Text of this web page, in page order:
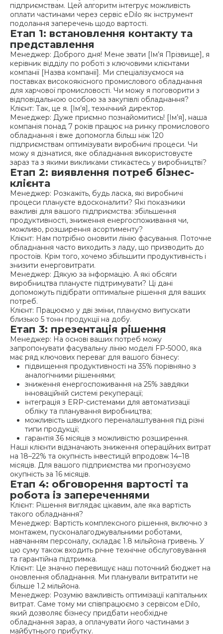
підприємствам. Цей алгоритм інтегрує можливість
оплати частинами через сервіс eDilo як інструмент
подолання заперечень щодо вартості.
Етап 1: встановлення контакту та
представлення
Менеджер: Доброго дня! Мене звати [Ім’я Прізвище], я
керівник відділу по роботі з ключовими клієнтами
компанії [Назва компанії]. Ми спеціалізуємося на
поставках високоякісного промислового обладнання
для харчової промисловості. Чи можу я поговорити з
відповідальною особою за закупівлі обладнання?
Клієнт: Так, це я. [Ім’я], технічний директор.
Менеджер: Дуже приємно познайомитись! [Ім’я], наша
компанія понад 7 років працює на ринку промислового
обладнання і вже допомогла більш ніж 120
підприємствам оптимізувати виробничі процеси. Чи
можу я дізнатися, яке обладнання використовуєте
зараз та з якими викликами стикаєтесь у виробництві?
Етап 2: виявлення потреб бізнес-
клієнта
Менеджер: Розкажіть, будь ласка, які виробничі
процеси плануєте вдосконалити? Які показники
важливі для вашого підприємства: збільшення
продуктивності, зниження енергоспоживання чи,
можливо, розширення асортименту?
Клієнт: Нам потрібно оновити лінію фасування. Поточне
обладнання часто виходить з ладу, що призводить до
простоїв. Крім того, хочемо збільшити продуктивність і
знизити енерговитрати.
Менеджер: Дякую за інформацію. А які обсяги
виробництва плануєте підтримувати? Ці дані
допоможуть підібрати оптимальне рішення для ваших
потреб.
Клієнт: Працюємо у дві зміни, плануємо випускати
близько 5 тонн продукції на добу.
Етап 3: презентація рішення
Менеджер: На основі ваших потреб можу
запропонувати фасувальну лінію моделі FP-5000, яка
має ряд ключових переваг для вашого бізнесу:
підвищення продуктивності на 35% порівняно з
аналогічними рішеннями;
зниження енергоспоживання на 25% завдяки
інноваційній системі рекуперації;
інтеграція з ERP-системами для автоматизації
обліку та планування виробництва;
можливість швидкого переналаштування під різні
типи продукції;
гарантія 36 місяців з можливістю розширення.
Наші клієнти відзначають зниження операційних витрат
на 18–22% та окупність інвестицій впродовж 14–18
місяців. Для вашого підприємства ми прогнозуємо
окупність за 16 місяців.
Етап 4: обговорення вартості та
робота із запереченнями
Клієнт: Рішення виглядає цікавим, але яка вартість
такого обладнання?
Менеджер: Вартість комплексного рішення, включно з
монтажем, пусконалагоджувальними роботами,
навчанням персоналу, складає 1.8 мільйона гривень. У
цю суму також входить річне технічне обслуговування
та гарантійна підтримка.
Клієнт: Це значно перевищує наш поточний бюджет на
оновлення обладнання. Ми планували витратити не
більше 1.2 мільйона.
Менеджер: Розумію важливість оптимізації капітальних
витрат. Саме тому ми співпрацюємо з сервісом eDilo,
який дозволяє бізнесу придбати необхідне
обладнання зараз, а оплачувати його частинами з
майбутнього прибутку.